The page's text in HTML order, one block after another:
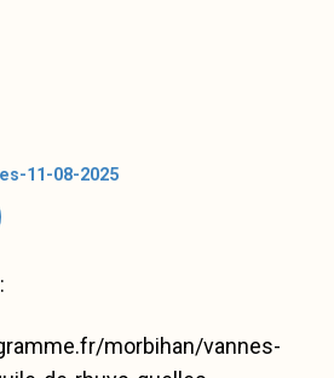
11-08-2025
morbihan/vannes-